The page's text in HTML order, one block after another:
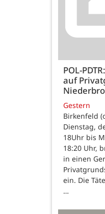
POL-
auf
Gestern
Birkenfeld
Dienstag,
18Uhr bis
18:20 Uhr,
in einen
ein. Die
…